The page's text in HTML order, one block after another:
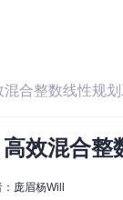
合整数线性规
效混合整
庞眉杨Will